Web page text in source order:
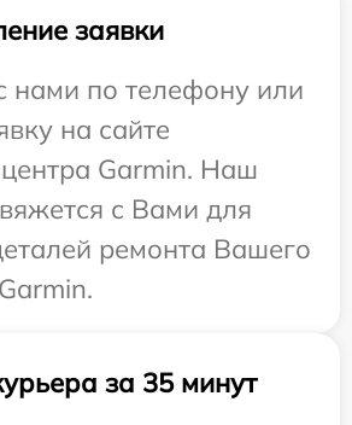
заявки
нами по телефону или
на сайте
Garmin. Наш
с Вами для
ремонта Вашего
за 35 минут